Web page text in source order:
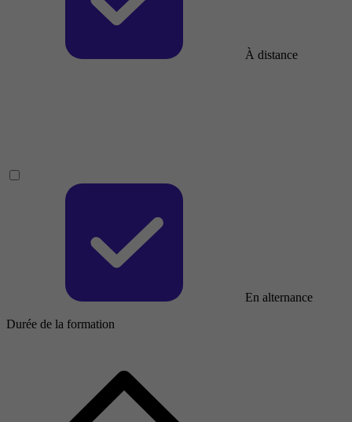
À distance
En alternance
Durée de la formation